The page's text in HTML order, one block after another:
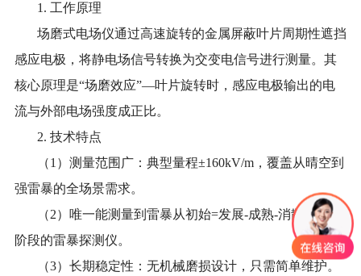
1. 工作原理
场磨式电场仪通过高速旋转的金属屏蔽叶片周期性遮挡
感应电极，将静电场信号转换为交变电信号进行测量。其
核心原理是“场磨效应”—叶片旋转时，感应电极输出的电
流与外部电场强度成正比。
2. 技术特点
（1） 测量范围广：典型量程±160kV/m，覆盖从晴空到
强雷暴的全场景需求。
（2）唯一能测量到雷暴从初始=发展-成熟-消散全四个
阶段的雷暴探测仪。
（3） 长期稳定性：无机械磨损设计， 只需简单维护。